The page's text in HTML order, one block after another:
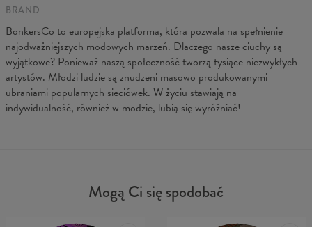
BRAND
BonkersCo to europejska platforma, która pozwala na spełnienie
najodważniejszych modowych marzeń. Dlaczego nasze ciuchy są
wyjątkowe? Ponieważ naszą społeczność tworzą tysiące niezwykłych
artystów. Młodzi ludzie są znudzeni masowo produkowanymi
ubraniami popularnych sieciówek. W życiu stawiają na
indywidualność, również w modzie, lubią się wyróżniać!
Mogą Ci się spodobać